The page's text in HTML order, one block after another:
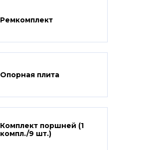
Ремкомплект
Опорная плита
Комплект поршней (1
компл./9 шт.)